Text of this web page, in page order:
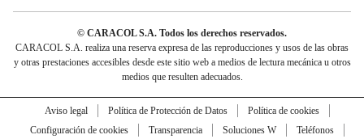
© CARACOL S.A. Todos los derechos reservados.
CARACOL S.A. realiza una reserva expresa de las reproducciones y usos de las obras
y otras prestaciones accesibles desde este sitio web a medios de lectura mecánica u otros
medios que resulten adecuados.
Aviso legal Política de Protección de Datos
Política de cookies
Configuración de cookies
Transparencia Soluciones W
Teléfonos